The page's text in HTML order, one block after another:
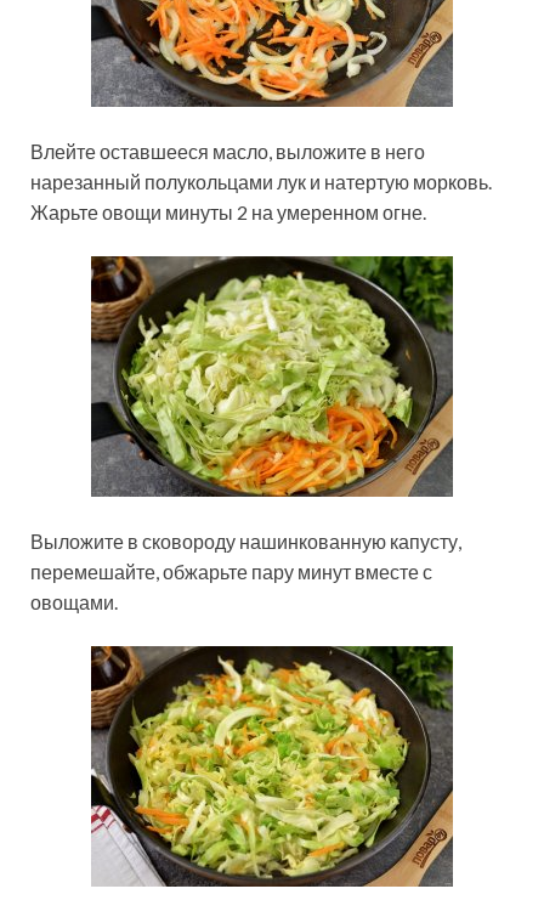
Влейте оставшееся масло, выложите в него
нарезанный полукольцами лук и натертую морковь.
Жарьте овощи минуты 2 на умеренном огне.
Выложите в сковороду нашинкованную капусту,
перемешайте, обжарьте пару минут вместе с
овощами.